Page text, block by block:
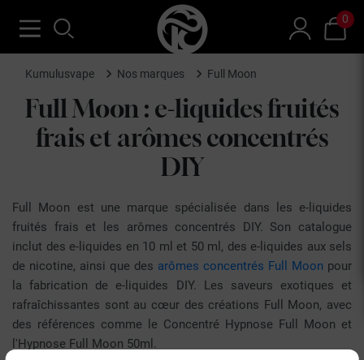
0
Kumulusvape Nos marques Full Moon
Full Moon : e-liquides fruités
frais et arômes concentrés
DIY
Full Moon est une marque spécialisée dans les e-liquides
fruités frais et les arômes concentrés DIY. Son catalogue
inclut des e-liquides en 10 ml et 50 ml, des e-liquides aux sels
de nicotine, ainsi que des arômes concentrés Full Moon pour
la fabrication de e-liquides DIY. Les saveurs exotiques et
rafraîchissantes sont au cœur des créations Full Moon, avec
des références comme le Concentré Hypnose Full Moon et
l'Hypnose Full Moon 50ml.